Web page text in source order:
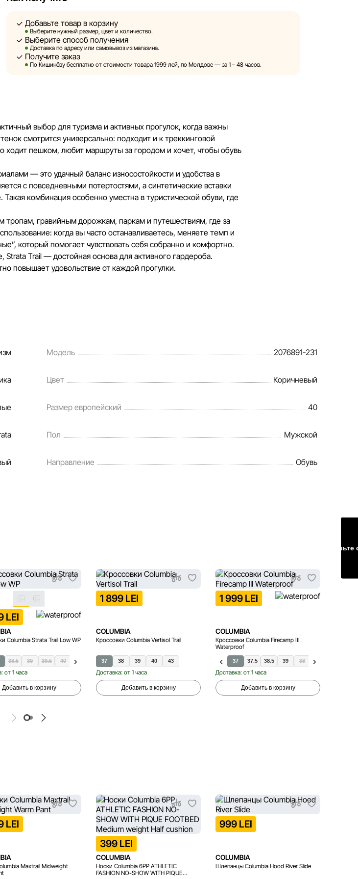
быть размещены на нашем сайте.
Sportlandia оставляет за собой право в одностороннем порядке и без
предварительного уведомления вносить изменения в описания, характеристики
и потребительские свойства товаров. Изображения, представленные на сайте,
кредитования могут быть изменены компанией Sportlandia в одностороннем
порядке и без предварительного уведомления.
своевременно выявлять и исправлять возможные ошибки в кратчайшие
разумные сроки.
Добавьте товар в корзину
Выберите нужный размер, цвет и количество.
Выберите способ получения
Доставка по адресу или самовывоз из магазина.
Получите заказ
По Кишинёву бесплатно от стоимости товара 1999 лей, по Молдове — за 1 – 48 часов.
выбор для туризма и активных прогулок, когда важны
смотрится универсально: подходит и к треккинговой
ходит пешком, любит маршруты за городом и хочет, чтобы обувь
— это удачный баланс износостойкости и удобства в
с повседневными потертостями, а синтетические вставки
комбинация особенно уместна в туристической обуви, где
тропам, гравийным дорожкам, паркам и путешествиям, где за
когда вы часто останавливаетесь, меняете темп и
который помогает чувствовать себя собранно и комфортно.
Trail — достойная основа для активного гардероба.
повышает удовольствие от каждой прогулки.
Модель 2076891-231
Цвет Коричневый
Размер европейский 40
Пол Мужской
Направление Обувь
LEI
Columbia Strata Trail Low WP
38.5 39 39.5 40
от 1 часа
Добавить в корзину
1 899 LEI
COLUMBIA
Кроссовки Columbia Vertisol Trail
37 38 39 40 43
Доставка: от 1 часа
Добавить в корзину
1 999 LEI
COLUMBIA
Кроссовки Columbia Firecamp III
Waterproof
37 37.5 38.5 39 38 39.5
Доставка: от 1 часа
Добавить в корзину
LEI
Maxtrail Midweight
399 LEI
COLUMBIA
Носки Columbia 6PP ATHLETIC
FASHION NO-SHOW WITH PIQUE
999 LEI
COLUMBIA
Шлепанцы Columbia Hood River Slide
Оставьте